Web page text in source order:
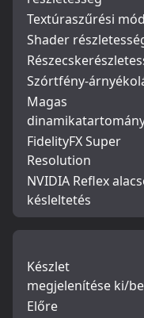
Textúraszűrési mód
Shader
Szórtfény-
Magas
FidelityFX Super
Resolution
NVIDIA Reflex
késleltetés
Készlet
megjelenítése ki/be
Előre